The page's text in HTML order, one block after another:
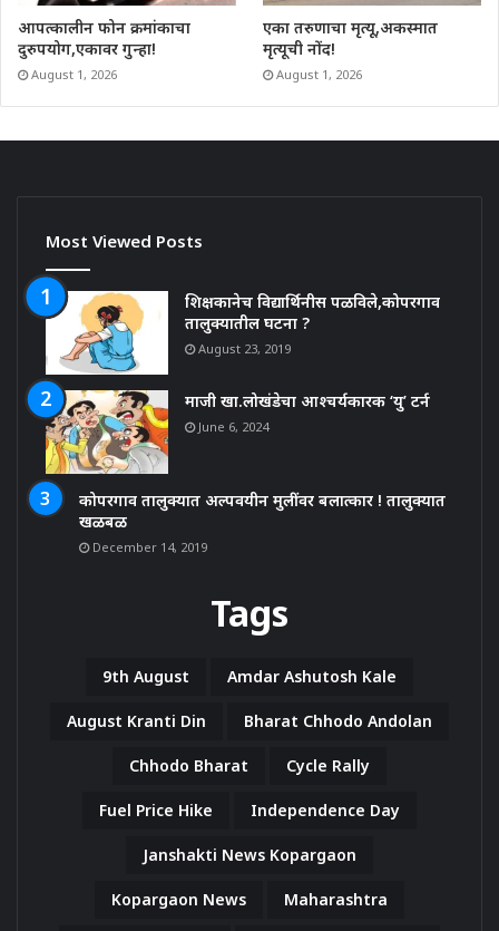
आपत्कालीन फोन क्रमांकाचा
दुरुपयोग,एकावर गुन्हा!
August 1, 2026
एका तरुणाचा मृत्यू,अकस्मात
मृत्यूची नोंद!
August 1, 2026
Most Viewed Posts
शिक्षकानेच विद्यार्थिनीस पळविले,कोपरगाव
तालुक्यातील घटना ?
August 23, 2019
माजी खा.लोखंडेचा आश्चर्यकारक ‘यु’ टर्न
June 6, 2024
कोपरगाव तालुक्यात अल्पवयीन मुलींवर बलात्कार ! तालुक्यात
खळबळ
December 14, 2019
Tags
9th August Amdar Ashutosh Kale
August Kranti Din Bharat Chhodo Andolan
Chhodo Bharat Cycle Rally
Fuel Price Hike Independence Day
Janshakti News Kopargaon
Kopargaon News Maharashtra